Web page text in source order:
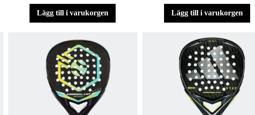
lägg till i varukorgen lägg till i varukorgen